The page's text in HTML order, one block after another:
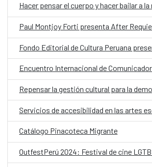
Hacer pensar el cuerpo y hacer bailar a
Paul Montjoy Forti presenta After
Catálogo Pinacoteca Migrante